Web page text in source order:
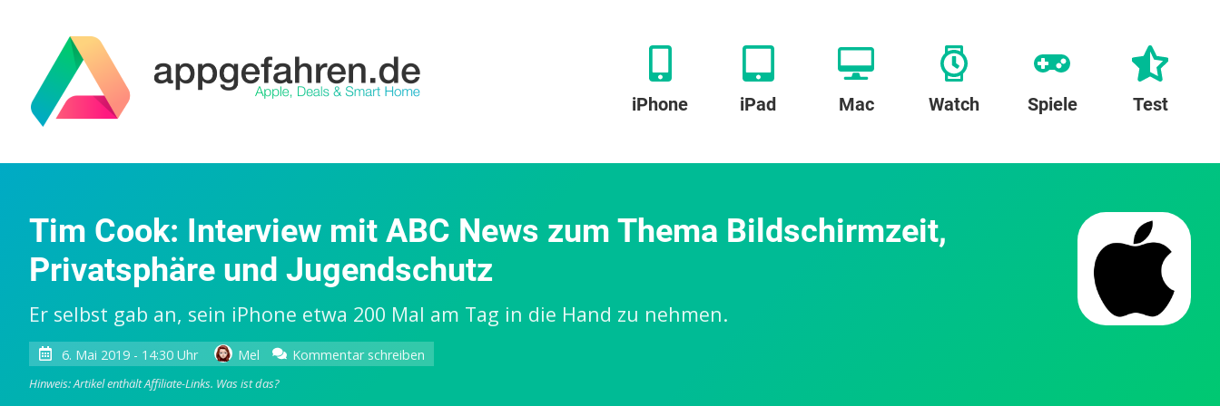
iPhone iPad Mac Watch Spiele Test
Tim Cook: Interview mit ABC News zum Thema Bildschirmzeit,
Privatsphäre und Jugendschutz
Er selbst gab an, sein iPhone etwa 200 Mal am Tag in die Hand zu nehmen.
6. Mai 2019 - 14:30 Uhr Mel Kommentar schreiben
Hinweis: Artikel enthält Affiliate-Links. Was ist das?